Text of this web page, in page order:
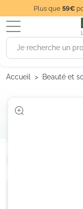
Plus que59€
Accueil Beauté et